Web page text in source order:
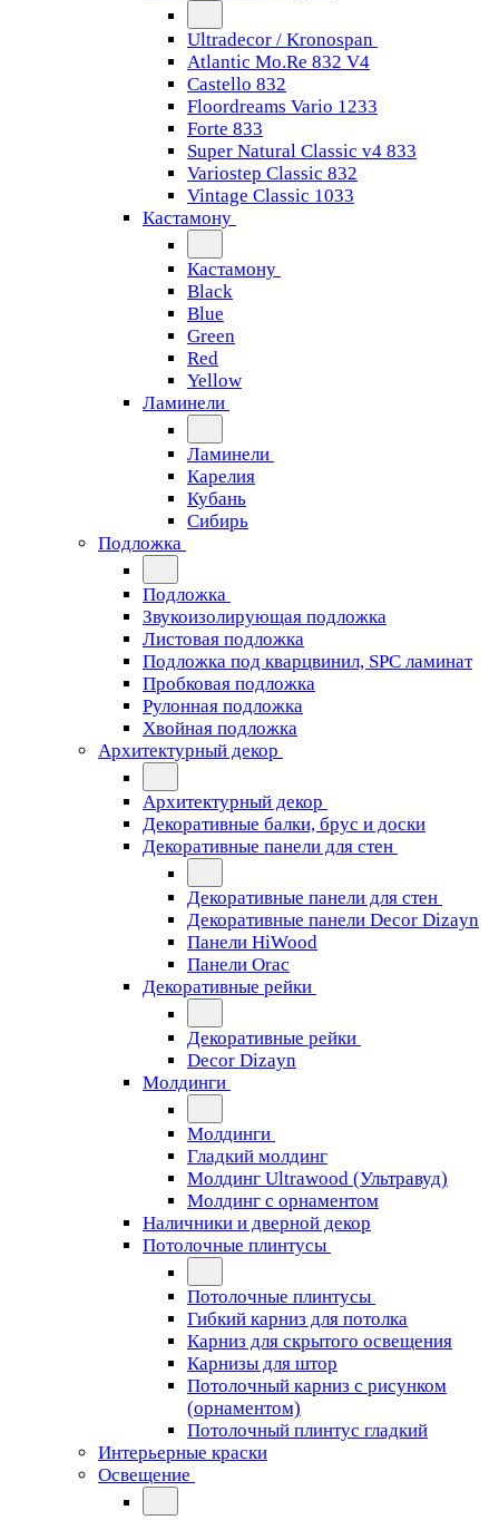
Ultradecor / Kronospan
Atlantic Mo.Re 832 V4
Castello 832
Floordreams Vario 1233
Forte 833
Super Natural Classic v4 833
Variostep Classic 832
Vintage Classic 1033
Кастамону
Кастамону
Black
Blue
Green
Red
Yellow
Ламинели
Ламинели
Карелия
Кубань
Сибирь
Подложка
Подложка
Звукоизолирующая подложка
Листовая подложка
Подложка под кварцвинил, SPC ламинат
Пробковая подложка
Рулонная подложка
Хвойная подложка
Архитектурный декор
Архитектурный декор
Декоративные балки, брус и доски
Декоративные панели для стен
Декоративные панели для стен
Декоративные панели Decor Dizayn
Панели HiWood
Панели Orac
Декоративные рейки
Декоративные рейки
Decor Dizayn
Молдинги
Молдинги
Гладкий молдинг
Молдинг Ultrawood (Ультравуд)
Молдинг с орнаментом
Наличники и дверной декор
Потолочные плинтусы
Потолочные плинтусы
Гибкий карниз для потолка
Карниз для скрытого освещения
Карнизы для штор
Потолочный карниз с рисунком
(орнаментом)
Потолочный плинтус гладкий
Интерьерные краски
Освещение